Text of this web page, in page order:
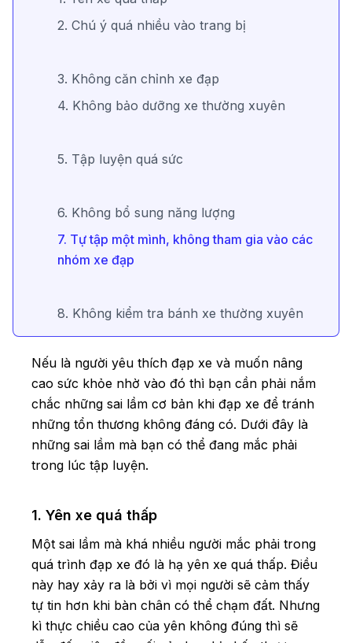
2. Chú ý quá nhiều vào trang bị
3. Không căn chỉnh xe đạp
4. Không bảo dưỡng xe thường xuyên
5. Tập luyện quá sức
6. Không bổ sung năng lượng
7. Tự tập một mình, không tham gia vào các
nhóm xe đạp
8. Không kiểm tra bánh xe thường xuyên
Nếu là người yêu thích đạp xe và muốn nâng
cao sức khỏe nhờ vào đó thì bạn cần phải nắm
chắc những sai lầm cơ bản khi đạp xe để tránh
những tổn thương không đáng có. Dưới đây là
những sai lầm mà bạn có thể đang mắc phải
trong lúc tập luyện.
1. Yên xe quá thấp
Một sai lầm mà khá nhiều người mắc phải trong
quá trình đạp xe đó là hạ yên xe quá thấp. Điều
này hay xảy ra là bởi vì mọi người sẽ cảm thấy
tự tin hơn khi bàn chân có thể chạm đất. Nhưng
kì thực chiều cao của yên không đúng thì sẽ